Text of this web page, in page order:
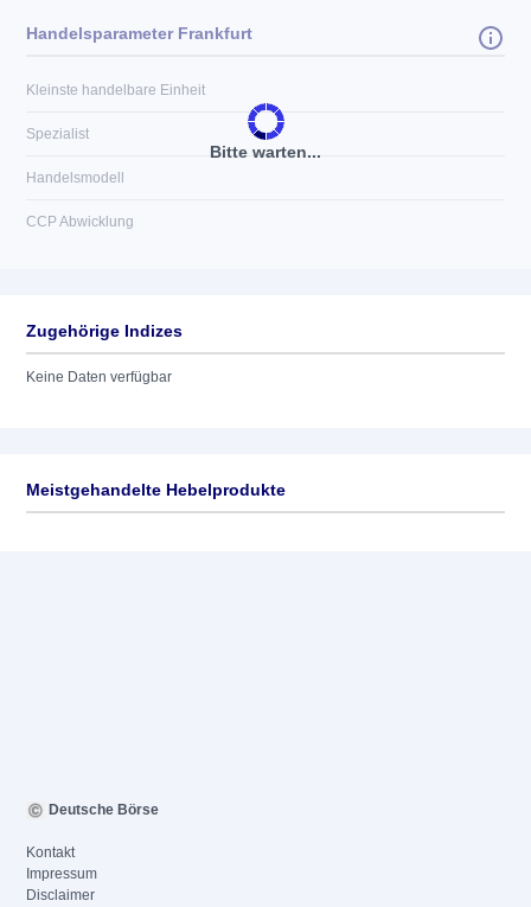
Bitte warten...
Handelsparameter Frankfurt
Kleinste handelbare Einheit
Spezialist
Handelsmodell
CCP Abwicklung
Zugehörige Indizes
Keine Daten verfügbar
Meistgehandelte Hebelprodukte
Deutsche Börse
Kontakt
Impressum
Disclaimer